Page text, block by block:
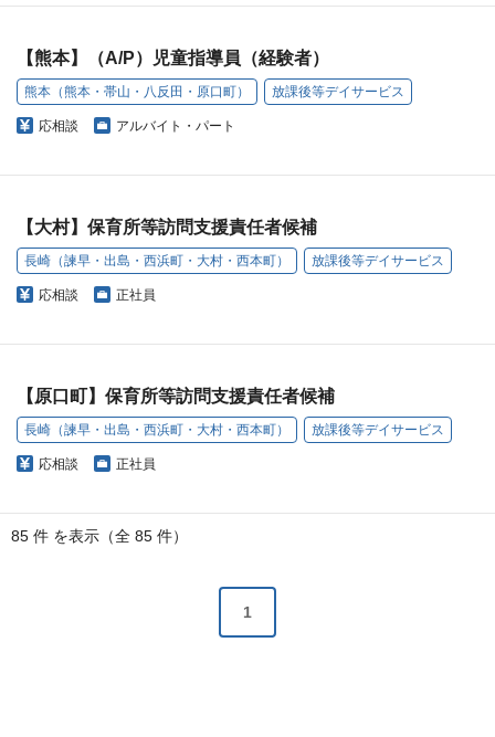
【熊本】（A/P）児童指導員（経験者）
熊本（熊本・帯山・八反田・原口町） 放課後等デイサービス
応相談 アルバイト・パート
【大村】保育所等訪問支援責任者候補
長崎（諫早・出島・西浜町・大村・西本町） 放課後等デイサービス
応相談 正社員
【原口町】保育所等訪問支援責任者候補
長崎（諫早・出島・西浜町・大村・西本町） 放課後等デイサービス
応相談 正社員
85 件 を表示（全 85 件）
1